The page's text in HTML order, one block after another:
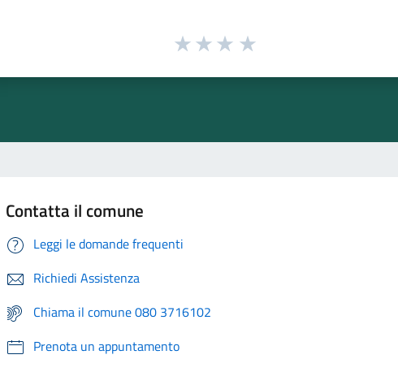
Contatta il comune
Leggi le domande frequenti
Richiedi Assistenza
Chiama il comune 080 3716102
Prenota un appuntamento